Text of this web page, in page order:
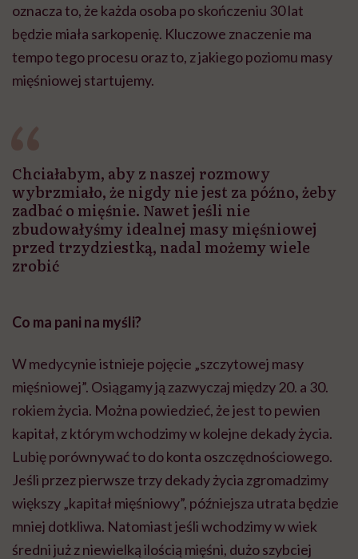
oznacza to, że każda osoba po skończeniu 30 lat
będzie miała sarkopenię. Kluczowe znaczenie ma
tempo tego procesu oraz to, z jakiego poziomu masy
mięśniowej startujemy.
Chciałabym, aby z naszej rozmowy
wybrzmiało, że nigdy nie jest za późno, żeby
zadbać o mięśnie. Nawet jeśli nie
zbudowałyśmy idealnej masy mięśniowej
przed trzydziestką, nadal możemy wiele
zrobić
Co ma pani na myśli?
W medycynie istnieje pojęcie „szczytowej masy
mięśniowej”. Osiągamy ją zazwyczaj między 20. a 30.
rokiem życia. Można powiedzieć, że jest to pewien
kapitał, z którym wchodzimy w kolejne dekady życia.
Lubię porównywać to do konta oszczędnościowego.
Jeśli przez pierwsze trzy dekady życia zgromadzimy
większy „kapitał mięśniowy”, późniejsza utrata będzie
mniej dotkliwa. Natomiast jeśli wchodzimy w wiek
średni już z niewielką ilością mięśni, dużo szybciej